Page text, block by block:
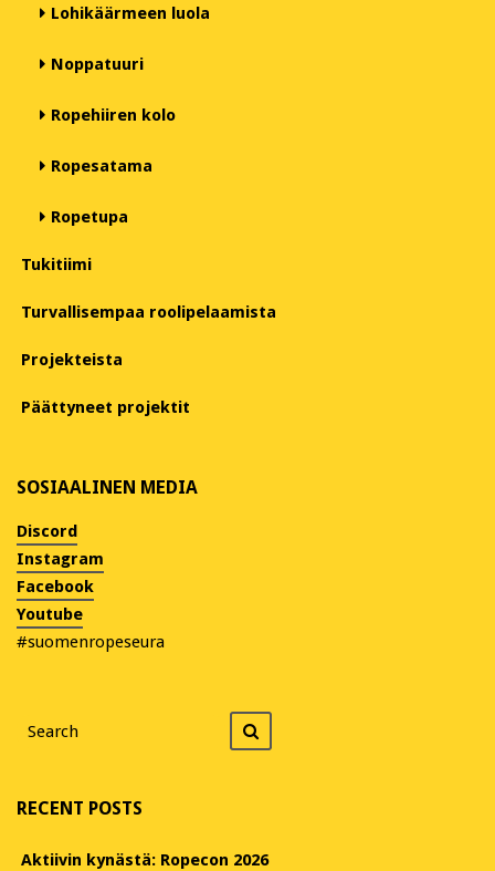
Lohikäärmeen luola
Noppatuuri
Ropehiiren kolo
Ropesatama
Ropetupa
Tukitiimi
Turvallisempaa roolipelaamista
Projekteista
Päättyneet projektit
SOSIAALINEN MEDIA
Discord
Instagram
Facebook
Youtube
#suomenropeseura
for
RECENT POSTS
Aktiivin kynästä: Ropecon 2026